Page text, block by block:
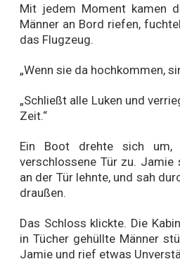
Mit jedem Moment kamen
Männer an Bord riefen,
das Flugzeug.
„Wenn sie da hochkommen,
„Schließt alle Luken und
Zeit.“
Ein Boot drehte sich
verschlossene Tür zu. Jamie
an der Tür lehnte, und sah
draußen.
Das Schloss klickte. Die
in Tücher gehüllte Männer
Jamie und rief etwas